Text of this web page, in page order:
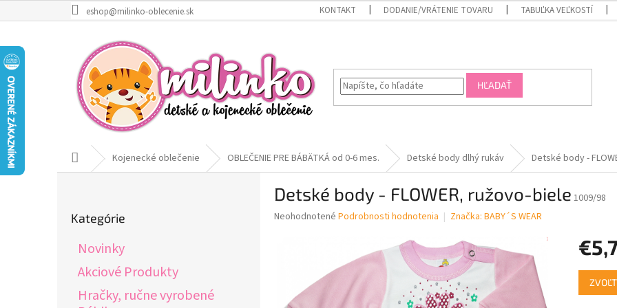
na
eshop@milinko-oblecenie.sk KONTAKT DODANIE/VRÁTENIE TOVARU TABUĽKA VEĽKOSTÍ
HĽADAŤ
DomovKojenecké oblečenie OBLEČENIE PRE BÁBÄTKÁ od 0-6 mes. Detské body dlhý rukáv Detské body -
kategórie
Kategórie
Novinky
Akciové Produkty
Hračky, ručne vyrobené
Detské body - FLOWER, ružovo-biele 1009/98
Priemerné
Neohodnotené Podrobnosti hodnotenia Značka: BABY´S WEAR
cena: